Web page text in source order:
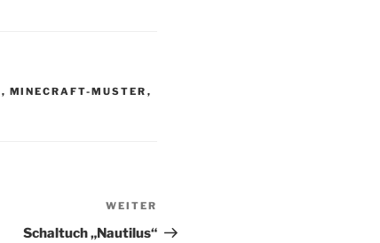
, MINECRAFT-MUSTER ,
Beitrag
WEITER
Schaltuch „Nautilus“